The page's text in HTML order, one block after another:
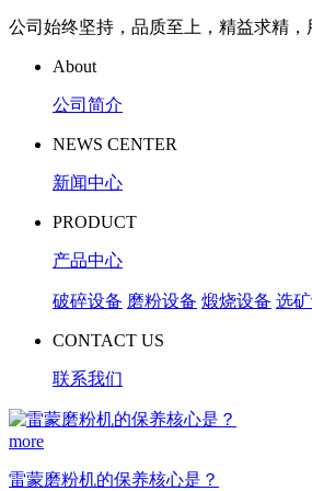
公司始终坚持，品质至上，精益求精
About
公司简介
NEWS CENTER
新闻中心
PRODUCT
产品中心
破碎设备 磨粉设备 煅烧设备 选
CONTACT US
联系我们
more
雷蒙磨粉机的保养核心是？